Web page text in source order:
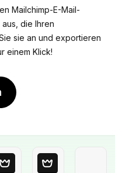
Mailchimp-E-Mail-
die Ihren
sie an und exportieren
einem Klick!